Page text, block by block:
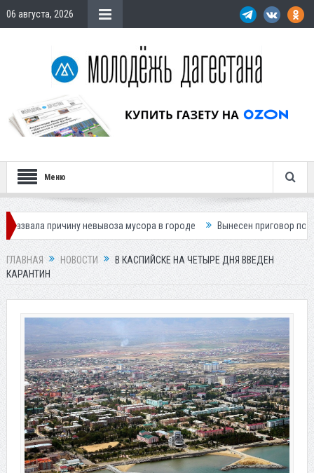
06 августа, 2026
Меню
невывоза мусора в городе Вынесен приговор по делу о
ГЛАВНАЯ НОВОСТИ
В КАСПИЙСКЕ НА ЧЕТЫРЕ ДНЯ ВВЕДЕН
КАРАНТИН